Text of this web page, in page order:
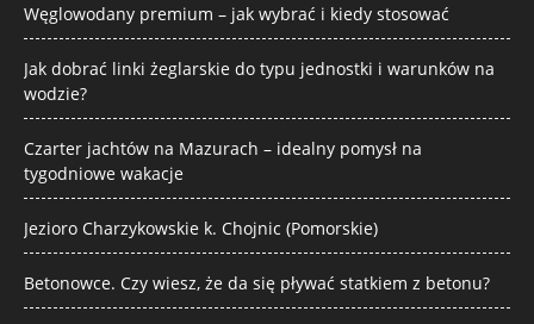
Węglowodany premium – jak wybrać i kiedy stosować
Jak dobrać linki żeglarskie do typu jednostki i warunków na
wodzie?
Czarter jachtów na Mazurach – idealny pomysł na
tygodniowe wakacje
Jezioro Charzykowskie k. Chojnic (Pomorskie)
Betonowce. Czy wiesz, że da się pływać statkiem z betonu?